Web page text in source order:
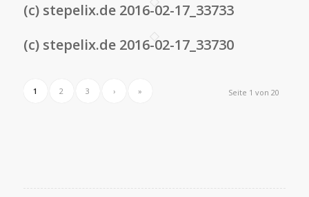
(c) stepelix.de 2016-02-17_33733
(c) stepelix.de 2016-02-17_33730
Seite 1 von 20
1 2 3 › »